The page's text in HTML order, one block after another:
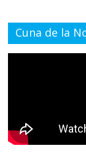
Cuna de la